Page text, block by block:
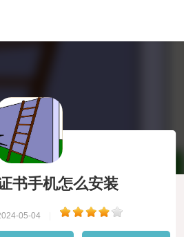
书手机怎么安装
05-04